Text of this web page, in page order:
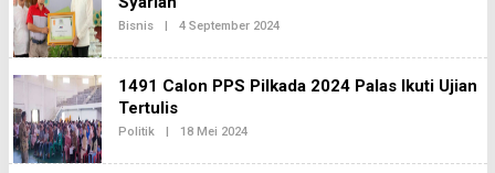
D
K
I
Bisnis | 4 September 2024O
E
R
S
1491 Calon PPS Pilkada 2024 Palas Ikuti Ujian
Tertulis
Politik | 18 Mei 2024O
E